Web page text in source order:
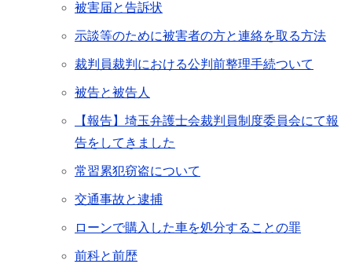
被害届と告訴状
示談等のために被害者の方と連絡を取る方法
裁判員裁判における公判前整理手続ついて
被告と被告人
【報告】埼玉弁護士会裁判員制度委員会にて報
告をしてきました
常習累犯窃盗について
交通事故と逮捕
ローンで購入した車を処分することの罪
前科と前歴